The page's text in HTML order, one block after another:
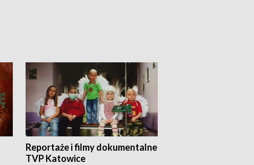
Reportaże i filmy dokumentalne
TVP Katowice